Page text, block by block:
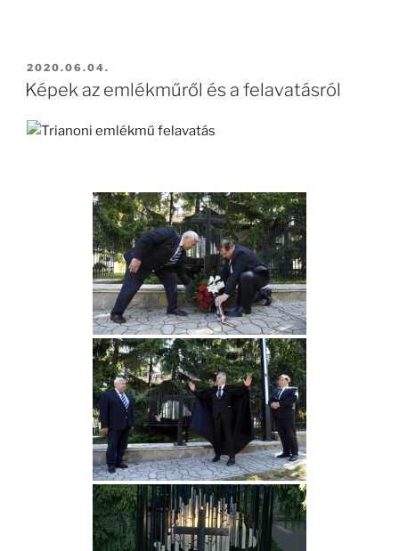
BEKÜLDVE:
2020.06.04.
Képek az emlékműről és a felavatásról